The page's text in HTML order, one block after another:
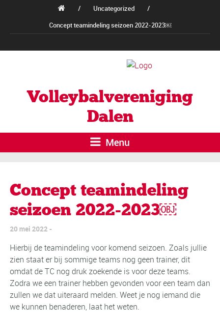
/ Uncategorized
/
Concept teamindeling seizoen 2022-2023￼
Volleybalvereniging
Dalen
Menu
Concept teamindeling
seizoen 2022-2023￼
20 mei 2022
Hierbij de teamindeling voor komend seizoen. Zoals jullie
zien staat er bij sommige teams nog geen trainer, dit
omdat de TC nog druk zoekende is voor deze teams.
Zodra we een trainer hebben gevonden voor een team dan
zullen we dat uiteraard melden. Weet je nog iemand die
we kunnen benaderen, laat het weten.